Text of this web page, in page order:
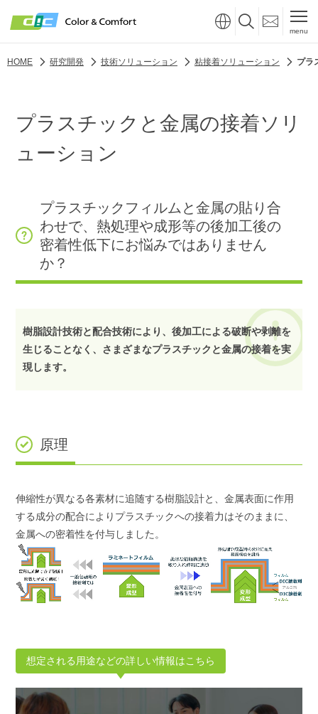
menu
HOME 研究開発 技術ソリューション 粘接着ソリューション プラ
プラスチックと⾦属の接着ソリ
ューション
プラスチックフィルムと⾦属の貼り合
わせで、熱処理や成形等の後加⼯後の
密着性低下にお悩みではありません
か？
樹脂設計技術と配合技術により、後加⼯による破断や剥離を
⽣じることなく、さまざまなプラスチックと⾦属の接着を実
現します。
原理
伸縮性が異なる各素材に追随する樹脂設計と、⾦属表⾯に作⽤
する成分の配合によりプラスチックへの接着⼒はそのままに、
⾦属への密着性を付与しました。
想定される用途などの詳しい情報はこちら